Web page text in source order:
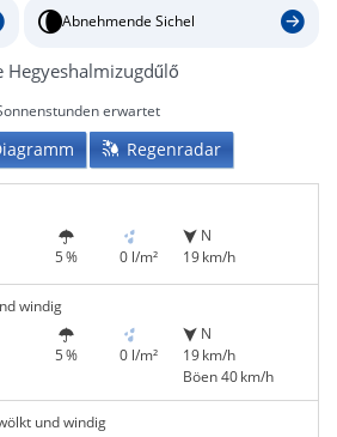
Abnehmende Sichel
Hegyeshalmizugdűlő
erwartet
Regenradar
5 % 0 l/m²
N
19 km/h
windig
5 % 0 l/m²
N
19 km/h
Böen 40 km/h
und windig